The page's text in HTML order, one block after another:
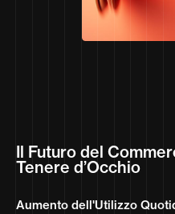
Il Futuro del
Tenere d’Occhio
Aumento dell'Utilizzo